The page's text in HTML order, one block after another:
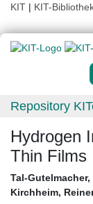
KIT | KIT-
Repository
Hydrogen
Thin Films
Tal-Gutelmacher,
Kirchheim,